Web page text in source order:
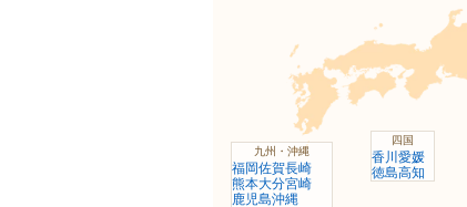
九州・沖縄
福岡佐賀長崎
熊本大分宮崎
鹿児島沖縄
四国
香川 愛媛
徳島高知